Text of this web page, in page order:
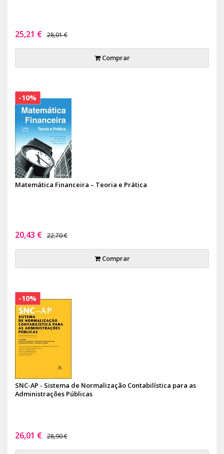
25,21 € 28,01 €
Comprar
Matemática Financeira – Teoria e Prática
20,43 € 22,70 €
Comprar
-10%
SNC-AP - Sistema de Normalização Contabilística para as
Administrações Públicas
26,01 € 28,90 €
-10%